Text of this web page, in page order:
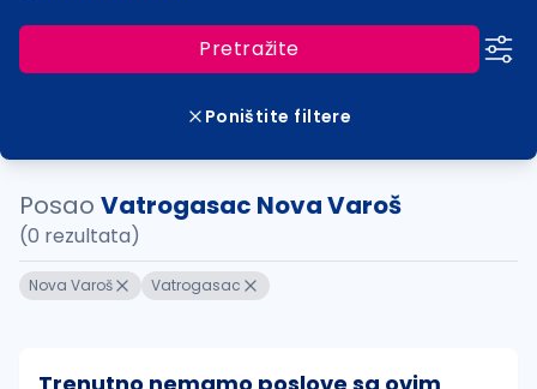
Pretražite
Poništite filtere
Posao Vatrogasac Nova Varoš
(0 rezultata)
Nova Varoš Vatrogasac